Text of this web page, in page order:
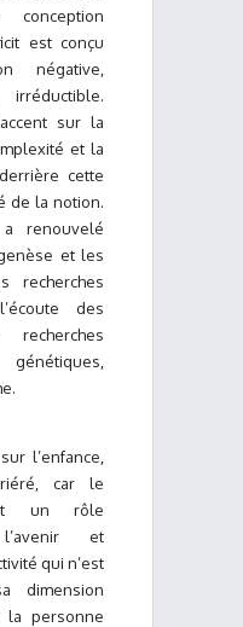
est conçu
négative,
sur la
et la
cette
de la notion.
a renouvelé
et les
recherches
des
l’enfance,
car le
un rôle
et
qui n’est
dimension
la personne